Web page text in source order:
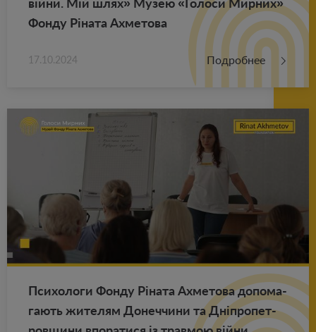
Фонду Ріната Ах­ме­то­ва
17.10.2024 Подробнее
Пси­хо­ло­ги Фонду Ріната Ах­ме­то­ва до­по­ма­
га­ють жи­те­лям До­неч­чи­ни та Дніпро­пет­